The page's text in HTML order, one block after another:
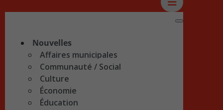
Nouvelles
Affaires municipales
Communauté / Social
Culture
Économie
Éducation